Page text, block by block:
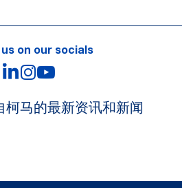
on our socials
LinkedIn
Instagram
柯马的最新资讯和新闻